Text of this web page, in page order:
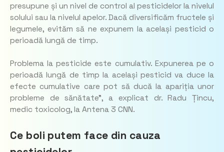
presupune și un nivel de control al pesticidelor la nivelul
solului sau la nivelul apelor. Dacă diversificăm fructele și
legumele, evităm să ne expunem la același pesticid o
perioadă lungă de timp.
Problema la pesticide este cumulativ. Expunerea pe o
perioadă lungă de timp la același pesticid va duce la
efecte cumulative care pot să ducă la apariția unor
probleme de sănătate”, a explicat dr. Radu Țincu,
medic toxicolog, la Antena 3 CNN.
Ce boli putem face din cauza